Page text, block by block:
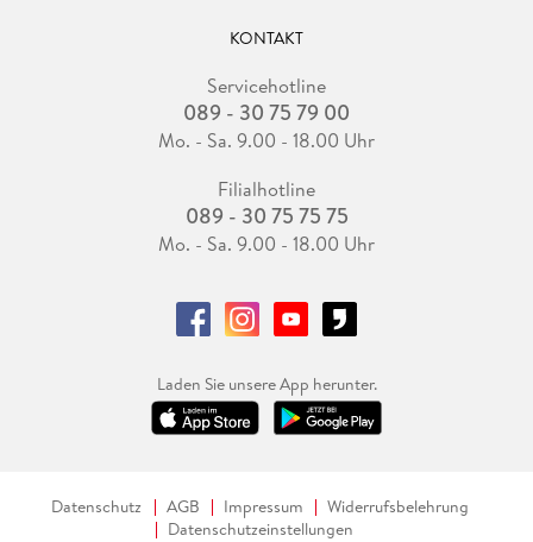
KONTAKT
Servicehotline
089 - 30 75 79 00
Mo. - Sa. 9.00 - 18.00 Uhr
Filialhotline
089 - 30 75 75 75
Mo. - Sa. 9.00 - 18.00 Uhr
Laden Sie unsere App herunter.
Datenschutz AGB Impressum
Widerrufsbelehrung
Datenschutzeinstellungen